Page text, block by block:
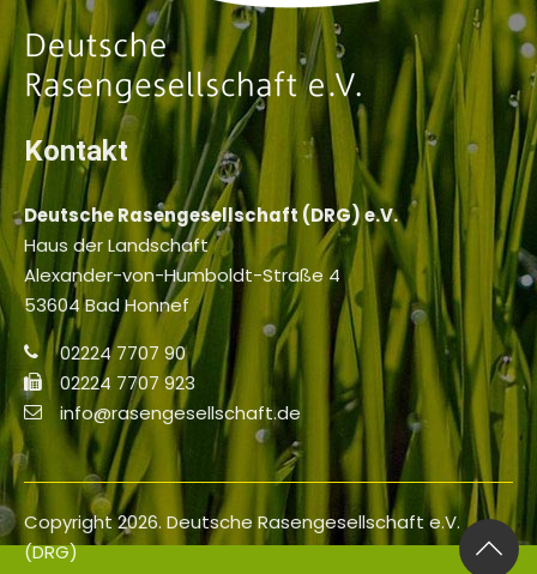
Kontakt
Deutsche Rasengesellschaft (DRG) e.V.
Haus der Landschaft
Alexander-von-Humboldt-Straße 4
53604 Bad Honnef
02224 7707 90
02224 7707 923
info@rasengesellschaft.de
Copyright 2026. Deutsche Rasengesellschaft e.V.
(DRG)